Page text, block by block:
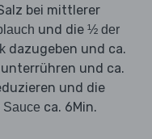
bei mittlerer
und die ½ der
dazugeben und ca.
unterrühren und ca.
und die
Sauce ca. 6Min.